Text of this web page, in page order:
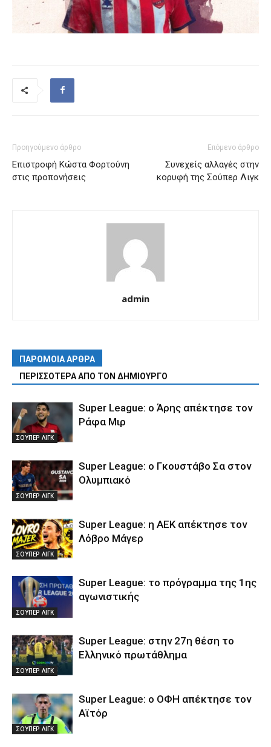
Προηγούμενο άρθρο
Επιστροφή Κώστα Φορτούνη
στις προπονήσεις
Επόμενο άρθρο
Συνεχείς αλλαγές στην
κορυφή της Σούπερ Λιγκ
admin
ΠΑΡΟΜΟΙΑ ΑΡΘΡΑ
ΠΕΡΙΣΣΟΤΕΡΑ ΑΠΟ ΤΟΝ ΔΗΜΙΟΥΡΓΟ
ΣΟΥΠΕΡ ΛΙΓΚ
Super League: ο Άρης απέκτησε τον
Ράφα Μιρ
ΣΟΥΠΕΡ ΛΙΓΚ
Super League: ο Γκουστάβο Σα στον
Ολυμπιακό
ΣΟΥΠΕΡ ΛΙΓΚ
Super League: η ΑΕΚ απέκτησε τον
Λόβρο Μάγερ
ΣΟΥΠΕΡ ΛΙΓΚ
Super League: το πρόγραμμα της 1ης
αγωνιστικής
ΣΟΥΠΕΡ ΛΙΓΚ
Super League: στην 27η θέση το
Ελληνικό πρωτάθλημα
ΣΟΥΠΕΡ ΛΙΓΚ
Super League: ο ΟΦΗ απέκτησε τον
Αϊτόρ